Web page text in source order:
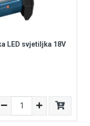
LED svjetiljka 18V